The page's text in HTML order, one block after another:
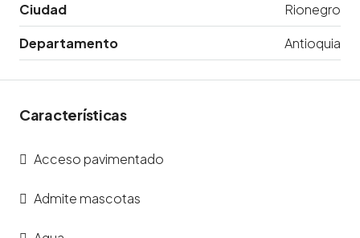
Ciudad
Rionegro
Departamento
Antioquia
Características
Acceso pavimentado
Admite mascotas